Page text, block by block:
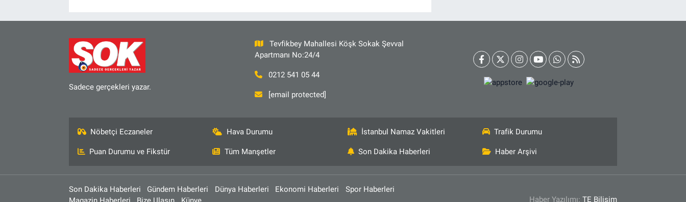
Sadece gerçekleri yazar.
Tevfikbey Mahallesi Köşk Sokak Şevval
Apartmanı No:24/4
0212 541 05 44
[email protected]
Nöbetçi Eczaneler Hava Durumu İstanbul Namaz Vakitleri Trafik Durumu
Puan Durumu ve Fikstür Tüm Manşetler Son Dakika Haberleri Haber Arşivi
Son Dakika Haberleri Gündem Haberleri Dünya Haberleri Ekonomi Haberleri
Spor Haberleri
Haber Yazılımı:TE Bilişim